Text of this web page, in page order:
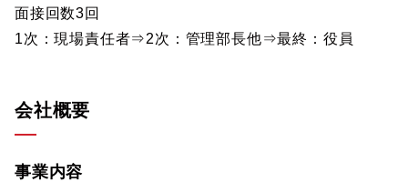
面接回数3回
1次：現場責任者⇒2次：管理部長他⇒最終：役員
会社概要
事業内容